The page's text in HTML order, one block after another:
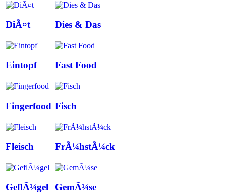
DiÃ¤t Dies & Das
Eintopf Fast Food
Fingerfood Fisch
Fleisch FrÃ¼hstÃ¼ck
GeflÃ¼gel GemÃ¼se